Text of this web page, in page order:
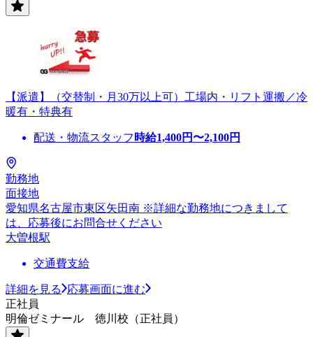
【派遣】（交替制・月30万以上可）工場内・リフト運搬／冷
暖有・特典有
配送・物流スタッフ 時給1,400円〜2,100円
勤務地
面接地
愛知県名古屋市東区矢田南 ※詳細な勤務地につきまして
は、応募後にお問合せください
大曽根駅
交通費支給
詳細を見る
応募画面に進む
正社員
明倫ゼミナール 徳川校（正社員）